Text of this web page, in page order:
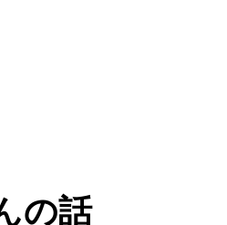
の話